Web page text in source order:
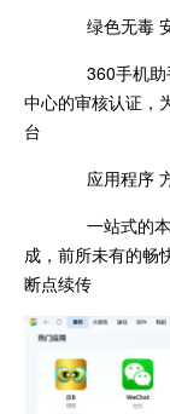
绿色无毒
360手机助
中心的审核认证，
台
应用程序
一站式的本
成，前所未有的畅
断点续传